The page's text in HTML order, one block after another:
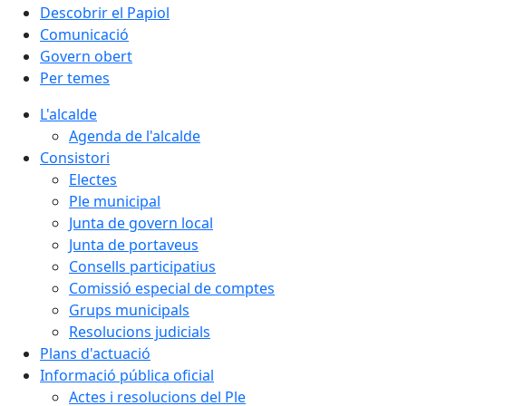
Descobrir el Papiol
Comunicació
Govern obert
Per temes
L'alcalde
Agenda de l'alcalde
Consistori
Electes
Ple municipal
Junta de govern local
Junta de portaveus
Consells participatius
Comissió especial de comptes
Grups municipals
Resolucions judicials
Plans d'actuació
Informació pública oficial
Actes i resolucions del Ple